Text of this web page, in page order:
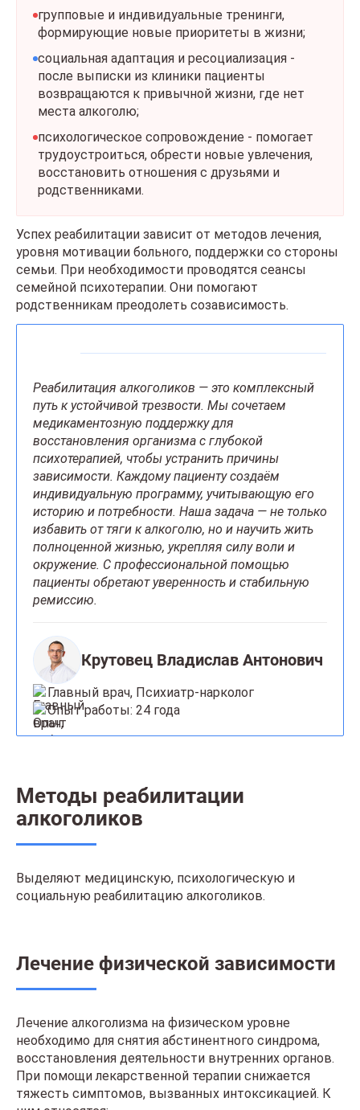
групповые и индивидуальные тренинги,
формирующие новые приоритеты в жизни;
социальная адаптация и ресоциализация -
после выписки из клиники пациенты
возвращаются к привычной жизни, где нет
места алкоголю;
психологическое сопровождение - помогает
трудоустроиться, обрести новые увлечения,
восстановить отношения с друзьями и
родственниками.
Успех реабилитации зависит от методов лечения,
уровня мотивации больного, поддержки со стороны
семьи. При необходимости проводятся сеансы
семейной психотерапии. Они помогают
родственникам преодолеть созависимость.
Реабилитация алкоголиков — это комплексный
путь к устойчивой трезвости. Мы сочетаем
медикаментозную поддержку для
восстановления организма с глубокой
психотерапией, чтобы устранить причины
зависимости. Каждому пациенту создаём
индивидуальную программу, учитывающую его
историю и потребности. Наша задача — не только
избавить от тяги к алкоголю, но и научить жить
полноценной жизнью, укрепляя силу воли и
окружение. С профессиональной помощью
пациенты обретают уверенность и стабильную
ремиссию.
Крутовец Владислав Антонович
Главный врач, Психиатр-нарколог
Опыт работы: 24 года
Методы реабилитации
алкоголиков
Выделяют медицинскую, психологическую и
социальную реабилитацию алкоголиков.
Лечение физической зависимости
Лечение алкоголизма на физическом уровне
необходимо для снятия абстинентного синдрома,
восстановления деятельности внутренних органов.
При помощи лекарственной терапии снижается
тяжесть симптомов, вызванных интоксикацией. К